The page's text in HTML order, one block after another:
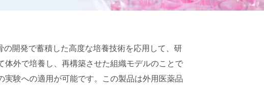
開発で蓄積した高度な培養技術を応用して、研
外で培養し、再構築させた組織モデルのことで
験への適用が可能です。この製品は外用医薬品